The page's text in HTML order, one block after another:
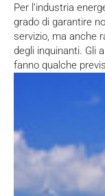
Per l’industria
grado di garantire
servizio, ma anche
degli inquinanti. Gli analisti tracciano un quadro del mercato e
fanno qualche